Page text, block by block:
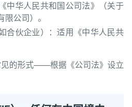
中华人民共和国公司法》（关于
公司）。
合伙企业）：适用《中华人民共
见的形式——根据《公司法》设立